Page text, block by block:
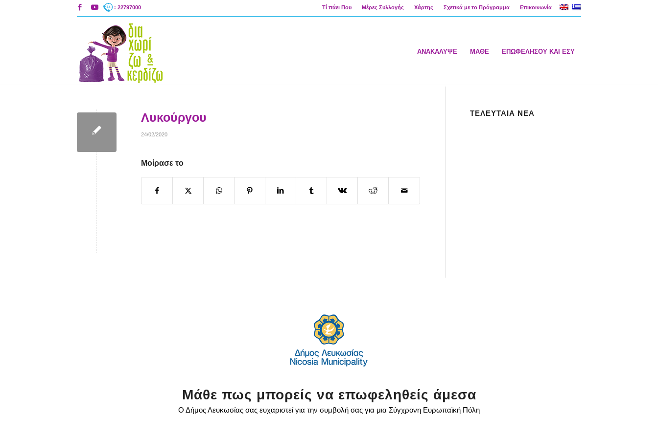
Τί πάει Που Μέρες Συλλογής Χάρτης Σχετικά με το Πρόγραμμα Επικοινωνία
: 22797000
ΑΝΑΚΑΛΥΨΕ ΜΑΘΕ ΕΠΩΦΕΛΗΣΟΥ ΚΑΙ ΕΣΥ
Λυκούργου
24/02/2020
Μοίρασε το
ΤΕΛΕΥΤΑΙΑ ΝΕΑ
Μάθε πως μπορείς να επωφεληθείς άμεσα
Ο Δήμος Λευκωσίας σας ευχαριστεί για την συμβολή σας για μια Σύγχρονη Ευρωπαϊκή Πόλη